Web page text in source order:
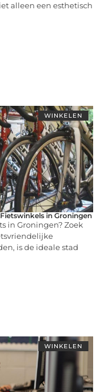
alleen een esthetisch
WINKELEN
in Groningen
in Groningen? Zoek
is de ideale stad
WINKELEN